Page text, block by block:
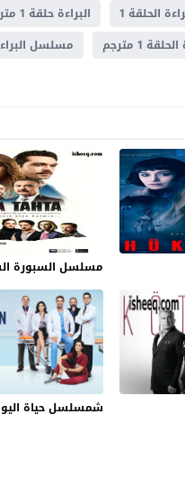
الحلقة 1 البراءة حلقة 1 مترجم
1 مترجم مسلسل
مسلسل السبورة
شمسلسل حياة